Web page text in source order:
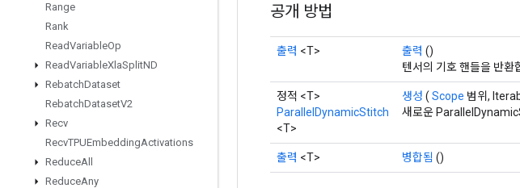
Range
Rank
ReadVariableOp
ReadVariableXlaSplitND
RebatchDataset
RebatchDatasetV2
Recv
RecvTPUEmbeddingActivations
ReduceAll
ReduceAny
공개 방법
출력 <T> 출력 ()
텐서의 기호 핸들을 반환
정적 <T>
ParallelDynamicStitch
<T>
생성 ( Scope 범위,
새로운
출력 <T> 병합됨 ()